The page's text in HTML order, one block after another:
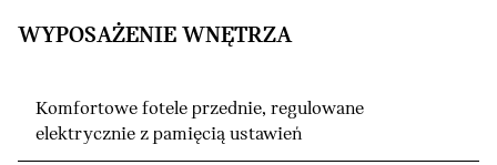
WYPOSAŻENIE WNĘTRZA
Komfortowe fotele przednie, regulowane
elektrycznie z pamięcią ustawień